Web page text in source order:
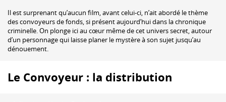
Il est surprenant qu’aucun film, avant celui-ci, n’ait abordé le thème
des convoyeurs de fonds, si présent aujourd’hui dans la chronique
criminelle. On plonge ici au cœur même de cet univers secret, autour
d’un personnage qui laisse planer le mystère à son sujet jusqu’au
dénouement.
Le Convoyeur : la distribution